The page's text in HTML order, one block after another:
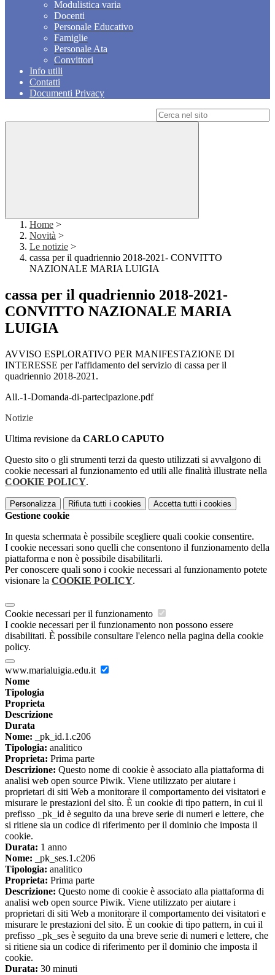
Modulistica varia
Docenti
Personale Educativo
Famiglie
Personale Ata
Convittori
Info utili
Contatti
Documenti Privacy
Home >
Novità >
Le notizie >
cassa per il quadriennio 2018-2021- CONVITTO
NAZIONALE MARIA LUIGIA
cassa per il quadriennio 2018-2021-
CONVITTO NAZIONALE MARIA
LUIGIA
AVVISO ESPLORATIVO PER MANIFESTAZIONE DI
INTERESSE per l'affidamento del servizio di cassa per il
quadriennio 2018-2021.
All.-1-Domanda-di-partecipazione.pdf
Notizie
Ultima revisione da CARLO CAPUTO
Questo sito o gli strumenti terzi da questo utilizzati si avvalgono di
cookie necessari al funzionamento ed utili alle finalità illustrate nella
COOKIE POLICY.
Personalizza Rifiuta tutti i cookies Accetta tutti i cookies
Gestione cookie
In questa schermata è possibile scegliere quali cookie consentire.
I cookie necessari sono quelli che consentono il funzionamento della
piattaforma e non è possibile disabilitarli.
Per conoscere quali sono i cookie necessari al funzionamento potete
visionare la COOKIE POLICY.
Cookie necessari per il funzionamento
I cookie necessari per il funzionamento non possono essere
disabilitati. È possibile consultare l'elenco nella pagina della cookie
policy.
www.marialuigia.edu.it
Nome
Tipologia
Proprieta
Descrizione
Durata
Nome: _pk_id.1.c206
Tipologia: analitico
Proprieta: Prima parte
Descrizione: Questo nome di cookie è associato alla piattaforma di
analisi web open source Piwik. Viene utilizzato per aiutare i
proprietari di siti Web a monitorare il comportamento dei visitatori e
misurare le prestazioni del sito. È un cookie di tipo pattern, in cui il
prefisso _pk_id è seguito da una breve serie di numeri e lettere, che
si ritiene sia un codice di riferimento per il dominio che imposta il
cookie.
Durata: 1 anno
Nome: _pk_ses.1.c206
Tipologia: analitico
Proprieta: Prima parte
Descrizione: Questo nome di cookie è associato alla piattaforma di
analisi web open source Piwik. Viene utilizzato per aiutare i
proprietari di siti Web a monitorare il comportamento dei visitatori e
misurare le prestazioni del sito. È un cookie di tipo pattern, in cui il
prefisso _pk_ses è seguito da una breve serie di numeri e lettere, che
si ritiene sia un codice di riferimento per il dominio che imposta il
cookie.
Durata: 30 minuti